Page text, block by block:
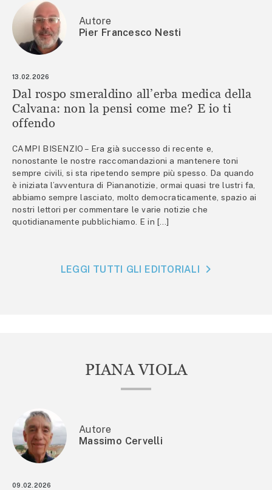
Autore
Pier Francesco Nesti
13.02.2026
Dal rospo smeraldino all’erba medica della
Calvana: non la pensi come me? E io ti
offendo
CAMPI BISENZIO – Era già successo di recente e,
nonostante le nostre raccomandazioni a mantenere toni
sempre civili, si sta ripetendo sempre più spesso. Da quando
è iniziata l’avventura di Piananotizie, ormai quasi tre lustri fa,
abbiamo sempre lasciato, molto democraticamente, spazio ai
nostri lettori per commentare le varie notizie che
quotidianamente pubblichiamo. E in […]
LEGGI TUTTI GLI EDITORIALI
PIANA VIOLA
Autore
Massimo Cervelli
09.02.2026